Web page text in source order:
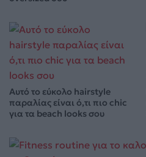
Αυτό το εύκολο hairstyle
παραλίας είναι ό,τι πιο chic
για τα beach looks σου